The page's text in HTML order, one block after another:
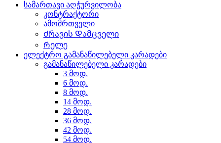
სამართავი აღჭურვილობა
კონტრაქტორი
ამომრთველი
Ძრავის Დამცველი
Რელე
ელექტრო გამანაწილებელი კარადები
გამანაწილებელი კარადები
3 მოდ.
6 მოდ.
8 მოდ.
14 მოდ.
28 მოდ.
36 მოდ.
42 მოდ.
54 მოდ.